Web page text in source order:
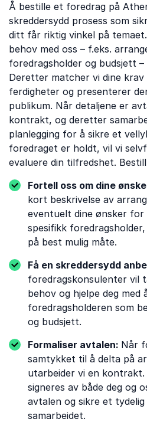
Å bestille et foredrag på
skreddersydd prosess som
ditt får riktig vinkel på
behov med oss ​​– f.eks.
foredragsholder og budsjett
Deretter matcher vi dine krav
ferdigheter og presenterer
publikum. Når detaljene er
kontrakt, og deretter
planlegging for å sikre et
foredraget er holdt, vil vi
evaluere din tilfredshet.
Fortell oss om dine
kort beskrivelse av
eventuelt dine ønsker for
spesifikk
på best mulig måte.
Få en skreddersydd
foredragskonsulenter vil
behov og hjelpe deg med
foredragsholderen som
og budsjett.
Formaliser avtalen: Når
samtykket til å delta på
utarbeider vi en
signeres av både deg og
avtalen og sikre et
samarbeidet.